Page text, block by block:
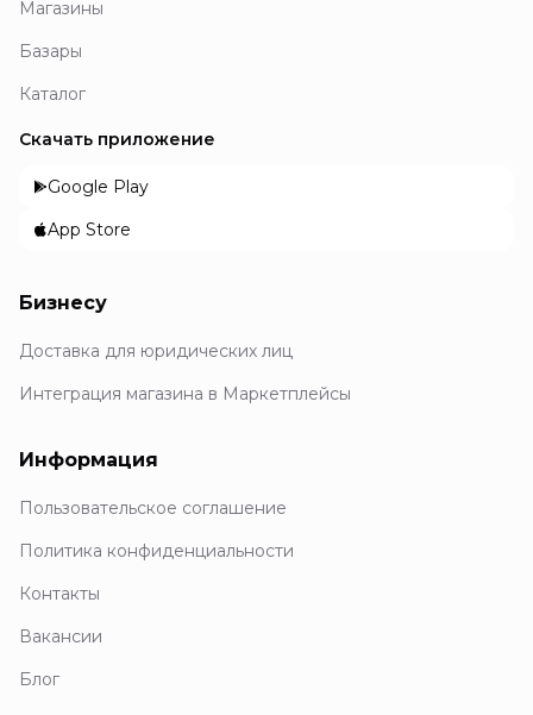
Магазины
Базары
Каталог
Скачать приложение
Google Play
App Store
Бизнесу
Доставка для юридических лиц
Интеграция магазина в Маркетплейсы
Информация
Пользовательское соглашение
Политика конфиденциальности
Контакты
Вакансии
Блог